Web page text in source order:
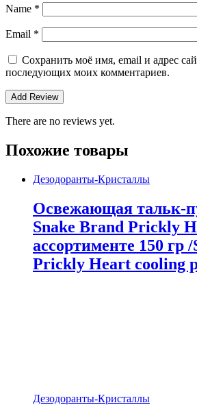
Name *
Email *
Сохранить моё имя, email и адрес
последующих моих комментариев.
There are no reviews yet.
Похожие товары
Дезодоранты-Кристаллы
Освежающая тальк-
Snake Brand Prickly
ассортименте 150 гр
Prickly Heart cooling
Дезодоранты-Кристаллы